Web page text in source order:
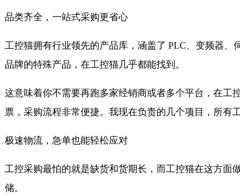
品类齐全，一站式采购更省心
工控猫拥有行业领先的产品库，涵盖了 PLC、变频器
品牌的特殊产品，在工控猫几乎都能找到。
这意味着你不需要再跑多家经销商或者多个平台，在工
票，采购流程非常便捷。我现在负责的几个项目，所有
极速物流，急单也能轻松应对
工控采购最怕的就是缺货和货期长，而工控猫在这方面
储。